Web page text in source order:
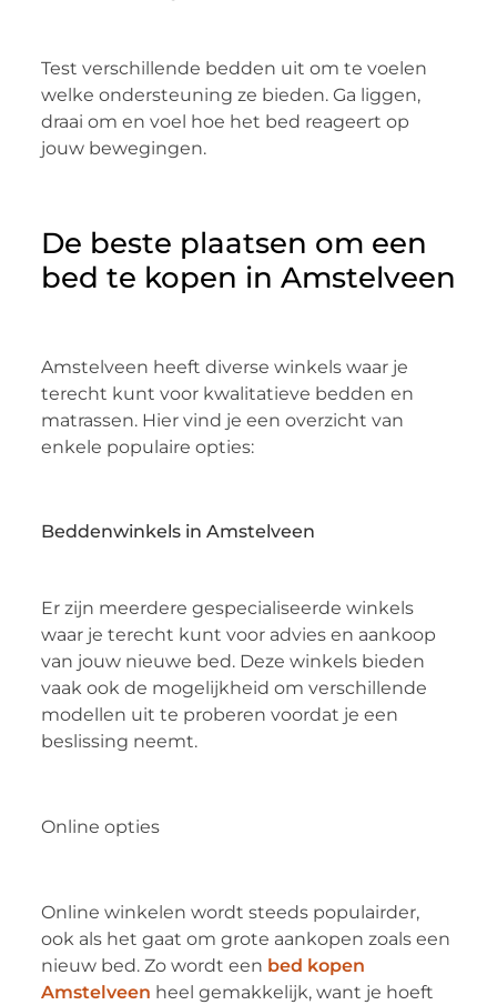
Test verschillende bedden uit om te voelen
welke ondersteuning ze bieden. Ga liggen,
draai om en voel hoe het bed reageert op
jouw bewegingen.
De beste plaatsen om een
bed te kopen in Amstelveen
Amstelveen heeft diverse winkels waar je
terecht kunt voor kwalitatieve bedden en
matrassen. Hier vind je een overzicht van
enkele populaire opties:
Beddenwinkels in Amstelveen
Er zijn meerdere gespecialiseerde winkels
waar je terecht kunt voor advies en aankoop
van jouw nieuwe bed. Deze winkels bieden
vaak ook de mogelijkheid om verschillende
modellen uit te proberen voordat je een
beslissing neemt.
Online opties
Online winkelen wordt steeds populairder,
ook als het gaat om grote aankopen zoals een
nieuw bed. Zo wordt een bed kopen
Amstelveen heel gemakkelijk, want je hoeft